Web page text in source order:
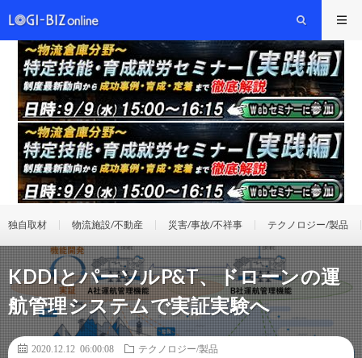
独自取材 物流施設/不動産 災害/事故/不祥事 テクノロジー/製品
KDDIとパーソルP&T、ドローンの運
航管理システムで実証実験へ
2020.12.12 06:00:08
テクノロジー/製品